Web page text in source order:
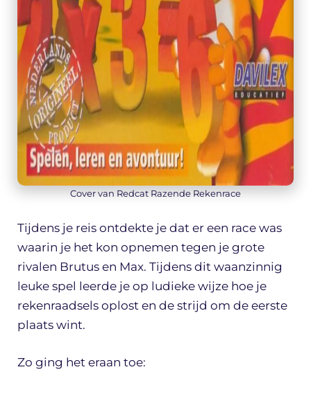
Cover van Redcat Razende Rekenrace
Tijdens je reis ontdekte je dat er een race was
waarin je het kon opnemen tegen je grote
rivalen Brutus en Max. Tijdens dit waanzinnig
leuke spel leerde je op ludieke wijze hoe je
rekenraadsels oplost en de strijd om de eerste
plaats wint.
Zo ging het eraan toe: